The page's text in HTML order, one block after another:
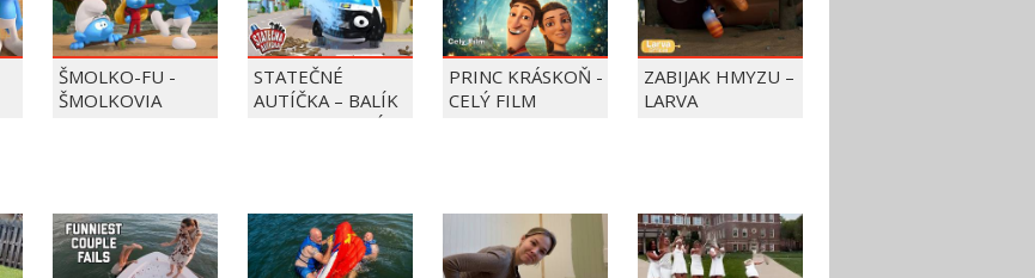
ŠMOLKO-FU -
ŠMOLKOVIA
STATEČNÉ
AUTÍČKA – BALÍK
PIERRE PRECLÍK
PRINC KRÁSKOŇ -
CELÝ FILM
ZABIJAK HMYZU –
LARVA